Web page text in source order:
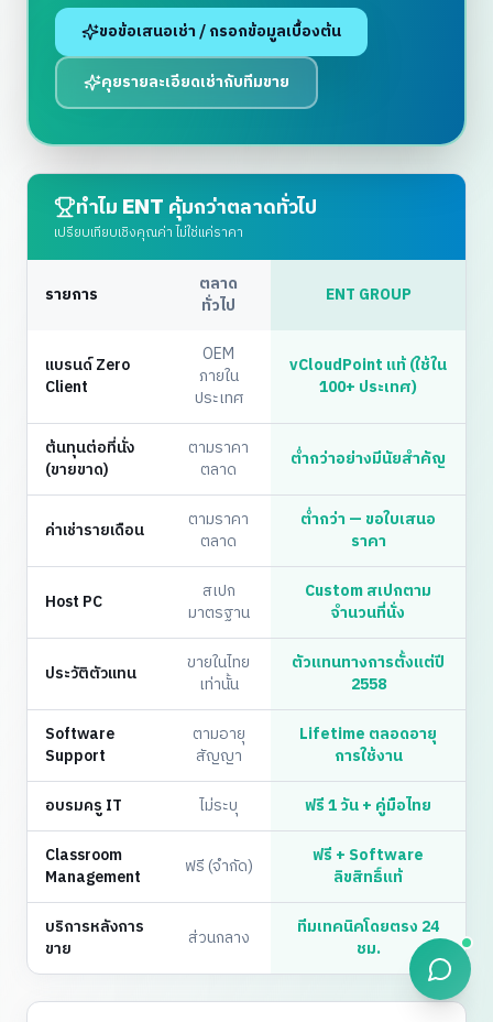
ขอข้อเสนอเช่า / กรอกข้อมูลเบื้องต้น
คุยรายละเอียดเช่ากับทีมขาย
ทำไม ENT คุ้มกว่าตลาดทั่วไป
เปรียบเทียบเชิงคุณค่า ไม่ใช่แค่ราคา
รายการ
ตลาด
ทั่วไป
ENT GROUP
แบรนด์ Zero
Client
OEM
ภายใน
ประเทศ
vCloudPoint แท้ (ใช้ใน
100+ ประเทศ)
ต้นทุนต่อที่นั่ง
(ขายขาด)
ตามราคา
ตลาด
ต่ำกว่าอย่างมีนัยสำคัญ
ค่าเช่ารายเดือน
ตามราคา
ตลาด
ต่ำกว่า — ขอใบเสนอ
ราคา
Host PC
สเปก
มาตรฐาน
Custom สเปกตาม
จำนวนที่นั่ง
ประวัติตัวแทน
ขายในไทย
เท่านั้น
ตัวแทนทางการตั้งแต่ปี
2558
Software
Support
ตามอายุ
สัญญา
Lifetime ตลอดอายุ
การใช้งาน
อบรมครู IT
ไม่ระบุ
ฟรี 1 วัน + คู่มือไทย
Classroom
Management
ฟรี (จำกัด)
ฟรี + Software
ลิขสิทธิ์แท้
บริการหลังการ
ขาย
ส่วนกลาง
ทีมเทคนิคโดยตรง 24
ชม.